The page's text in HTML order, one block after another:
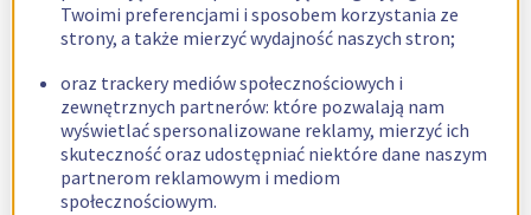
Twoimi preferencjami i sposobem korzystania ze
strony, a także mierzyć wydajność naszych stron;
oraz trackery mediów społecznościowych i
zewnętrznych partnerów: które pozwalają nam
wyświetlać spersonalizowane reklamy, mierzyć ich
skuteczność oraz udostępniać niektóre dane naszym
partnerom reklamowym i mediom
społecznościowym.